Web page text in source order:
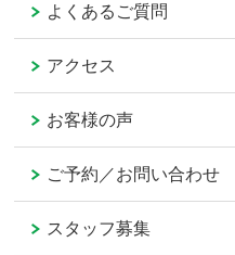
よくあるご質問
アクセス
お客様の声
ご予約／お問い合わせ
スタッフ募集